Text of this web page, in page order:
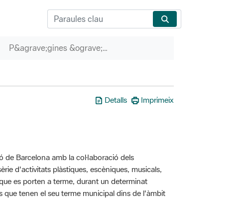
P&agrave;gines &ograve;rfenes
Detalls Imprimeix
Barcelona amb la col·laboració dels
d'activitats plàstiques, escèniques, musicals,
es porten a terme, durant un determinat
tenen el seu terme municipal dins de l'àmbit